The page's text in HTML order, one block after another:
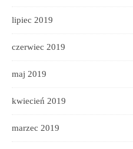
lipiec 2019
czerwiec 2019
maj 2019
kwiecień 2019
marzec 2019